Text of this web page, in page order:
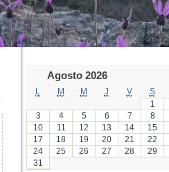
Agosto 2026
M M J V S
1
3
4 5 6 7 8
10
11 12 13 14 15
17
18 19 20 21 22
24
25 26 27 28 29
31